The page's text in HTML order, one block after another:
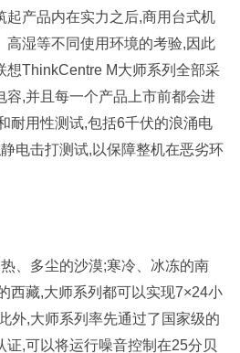
起产品内在实力之后,商用台式机
高湿等不同使用环境的考验,因此
想ThinkCentre M大师系列全部采
容,并且每一个产品上市前都会进
耐用性测试,包括6千伏的浪涌电
电击打测试,以保障整机在恶劣环
、多尘的沙漠;寒冷、冰冻的南
西藏,大师系列都可以实现7×24小
外,大师系列率先通过了国家级的
证,可以将运行噪音控制在25分贝